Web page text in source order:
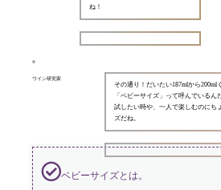
ね！
ワイン研究家
その通り！だいたい187mlから200ml
「ベビーサイズ」って呼んでいるん
試したい時や、一人で楽しむのにち
ズだね。
ベビーサイズとは。